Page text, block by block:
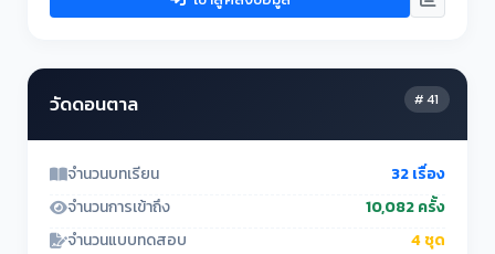
# 41
วัดดอนตาล
จำนวนบทเรียน
32 เรื่อง
จำนวนการเข้าถึง
10,082 ครั้ง
จำนวนแบบทดสอบ
4 ชุด